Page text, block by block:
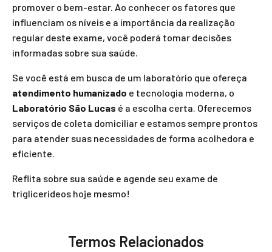
promover o bem-estar. Ao conhecer os fatores que
influenciam os níveis e a importância da realização
regular deste exame, você poderá tomar decisões
informadas sobre sua saúde.
Se você está em busca de um laboratório que ofereça
atendimento humanizado e tecnologia moderna, o
Laboratório São Lucas é a escolha certa. Oferecemos
serviços de coleta domiciliar e estamos sempre prontos
para atender suas necessidades de forma acolhedora e
eficiente.
Reflita sobre sua saúde e agende seu exame de
triglicerídeos hoje mesmo!
Termos Relacionados